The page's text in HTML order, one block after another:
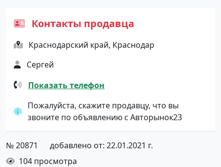
Контакты продавца
Краснодарский край, Краснодар
Сергей
Показать телефон
Пожалуйста, скажите продавцу, что вы
звоните по объявлению с Авторынок23
№ 20871
добавлено от: 22.01.2021 г.
104 просмотра